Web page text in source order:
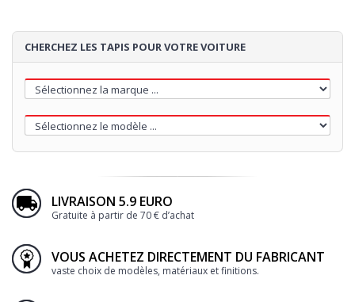
Loading...
CHERCHEZ LES TAPIS POUR VOTRE VOITURE
LIVRAISON 5.9 EURO
Gratuite à partir de 70 € d’achat
VOUS ACHETEZ DIRECTEMENT DU FABRICANT
vaste choix de modèles, matériaux et finitions.